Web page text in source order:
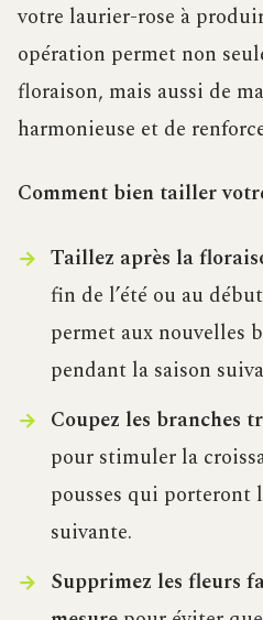
votre laurier-rose à
opération permet non
floraison, mais aussi de
harmonieuse et de
Comment bien tailler
Taillez après la
fin de l’été ou au
permet aux nouvelles
pendant la saison
Coupez les branches
pour stimuler la
pousses qui porteront
suivante.
Supprimez les fleurs